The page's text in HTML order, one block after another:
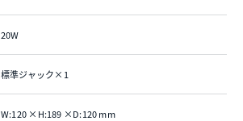
20W
標準ジャック×1
W:120 ×H:189 ×D:120 mm